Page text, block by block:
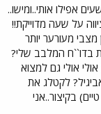
אפילו אותי..ומישו..
על שעה מדוייקת!!
מעורער יותר
בדו``ח המלבב שלי?
אולי גם למצוא
לקטלג את
בקיצור..אני